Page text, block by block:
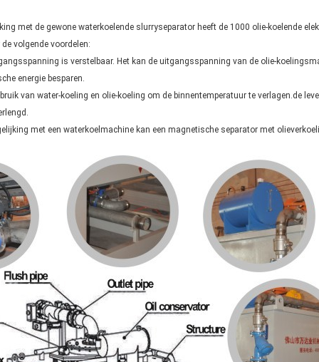
met de gewone waterkoelende slurryseparator heeft de 1000 olie-koelende
volgende voordelen:
is verstelbaar. Het kan de uitgangsspanning van de olie-
energie besparen.
van water-koeling en olie-koeling om de binnentemperatuur te verlagen.de
met een waterkoelmachine kan een magnetische separator met